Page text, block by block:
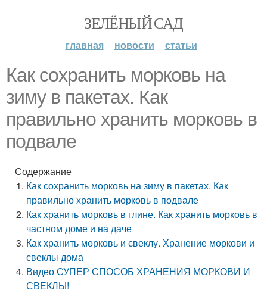
ЗЕЛЁНЫЙ САД
главная новости статьи
Как сохранить морковь на
зиму в пакетах. Как
правильно хранить морковь в
подвале
Содержание
Как сохранить морковь на зиму в пакетах. Как
правильно хранить морковь в подвале
Как хранить морковь в глине. Как хранить морковь в
частном доме и на даче
Как хранить морковь и свеклу. Хранение моркови и
свеклы дома
Видео СУПЕР СПОСОБ ХРАНЕНИЯ МОРКОВИ И
СВЕКЛЫ!